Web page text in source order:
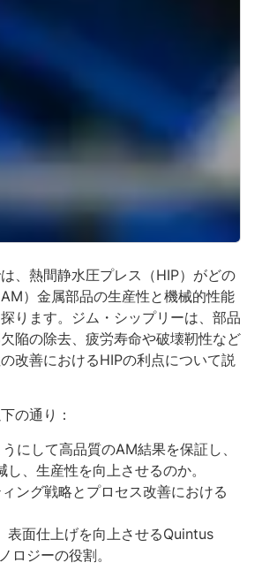
、熱間静水圧プレス（HIP）がどの
）金属部品の生産性と機械的性能
ります。ジム・シップリーは、部品
陥の除去、疲労寿命や破壊靭性など
改善におけるHIPの利点について説
の通り：
にして高品質のAM結果を保証し、
し、生産性を向上させるのか。
ング戦略とプロセス改善における
表面仕上げを向上させるQuintus
ロジーの役割。